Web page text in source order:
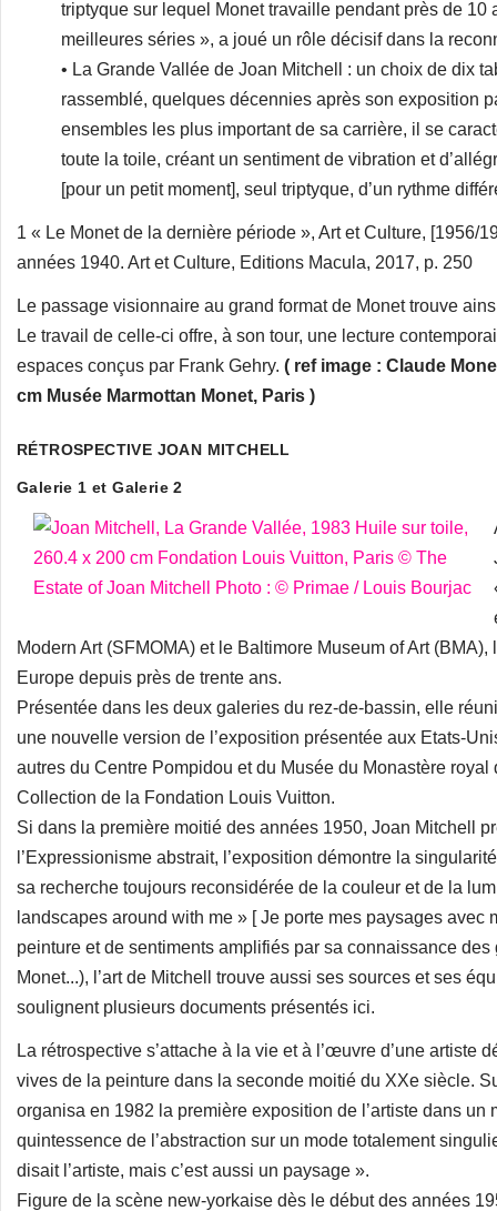
triptyque sur lequel Monet travaille pendant près de 10
meilleures séries », a joué un rôle décisif dans la
• La Grande Vallée de Joan Mitchell : un choix de dix
rassemblé, quelques décennies après son exposition
ensembles les plus important de sa carrière, il se
toute la toile, créant un sentiment de vibration et
[pour un petit moment], seul triptyque, d’un rythme
1 « Le Monet de la dernière période », Art et Culture, [1956/
années 1940. Art et Culture, Editions Macula, 2017, p. 250
Le passage visionnaire au grand format de Monet trouve
Le travail de celle-ci offre, à son tour, une lecture
espaces conçus par Frank Gehry. ( ref image : Claude
cm Musée Marmottan Monet, Paris )
RÉTROSPECTIVE JOAN MITCHELL
Galerie 1 et Galerie 2
Modern Art (SFMOMA) et le Baltimore Museum of Art
Europe depuis près de trente ans.
Présentée dans les deux galeries du rez-de-bassin, elle
une nouvelle version de l’exposition présentée aux Etats-
autres du Centre Pompidou et du Musée du Monastère
Collection de la Fondation Louis Vuitton.
Si dans la première moitié des années 1950, Joan Mitchell
l’Expressionisme abstrait, l’exposition démontre la
sa recherche toujours reconsidérée de la couleur et de la
landscapes around with me » [ Je porte mes paysages
peinture et de sentiments amplifiés par sa connaissance
Monet...), l’art de Mitchell trouve aussi ses sources et ses
soulignent plusieurs documents présentés ici.
La rétrospective s’attache à la vie et à l’œuvre d’une artiste
vives de la peinture dans la seconde moitié du XXe siècle.
organisa en 1982 la première exposition de l’artiste dans
quintessence de l’abstraction sur un mode totalement
disait l’artiste, mais c’est aussi un paysage ».
Figure de la scène new-yorkaise dès le début des années